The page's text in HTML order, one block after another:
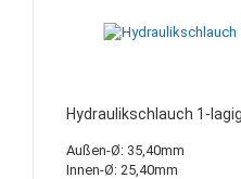
Hydraulikschlauch 1-
Außen-Ø: 35,40mm
Innen-Ø: 25,40mm